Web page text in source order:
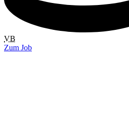
VB
Zum Job